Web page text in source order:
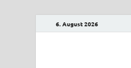
6. August 2026